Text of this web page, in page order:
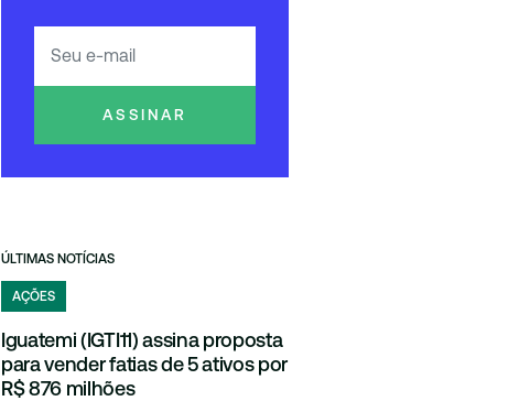
ASSINAR
ÚLTIMAS NOTÍCIAS
AÇÕES
Iguatemi (IGTI11) assina proposta
para vender fatias de 5 ativos por
R$ 876 milhões